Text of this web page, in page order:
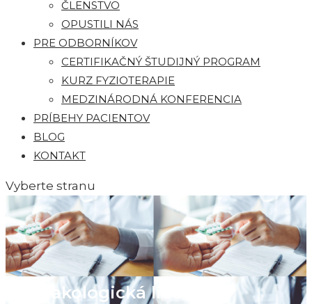
ČLENSTVO
OPUSTILI NÁS
PRE ODBORNÍKOV
CERTIFIKAČNÝ ŠTUDIJNÝ PROGRAM
KURZ FYZIOTERAPIE
MEDZINÁRODNÁ KONFERENCIA
PRÍBEHY PACIENTOV
BLOG
KONTAKT
Vyberte stranu
Farmakologická liečba